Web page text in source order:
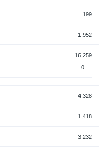
199
1,952
16,259
0
4,328
1,418
3,232